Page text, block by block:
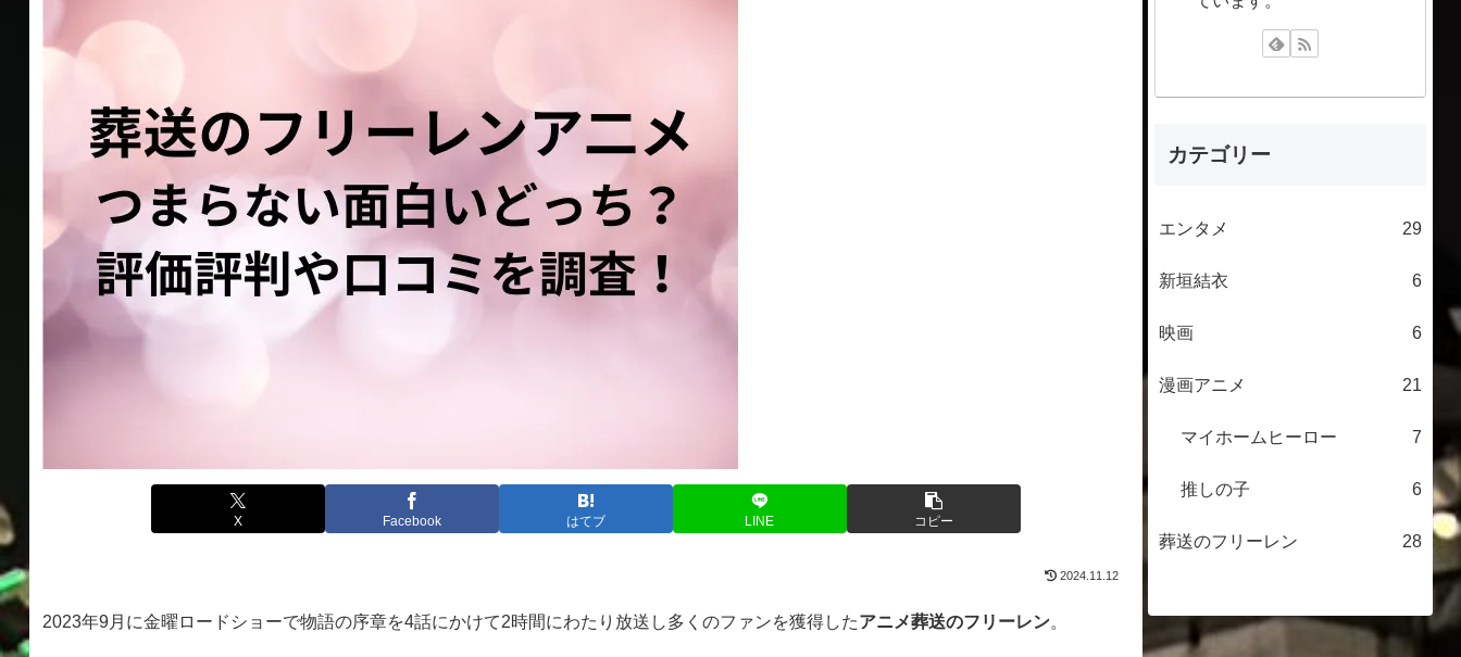
X Facebook はてブ LINE コピー
2024.11.12
2023年9月に金曜ロードショーで物語の序章を4話にかけて2時間にわたり放送し多くのファンを獲得したアニメ葬送のフリーレン。
カテゴリー
エンタメ 29
新垣結衣 6
映画 6
漫画アニメ 21
マイホームヒーロー 7
推しの子 6
葬送のフリーレン 28